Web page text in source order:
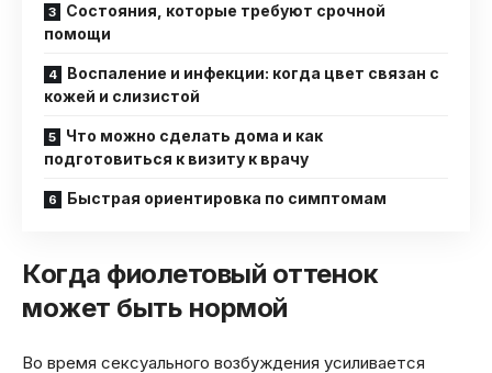
Состояния, которые требуют срочной
помощи
Воспаление и инфекции: когда цвет связан с
кожей и слизистой
Что можно сделать дома и как
подготовиться к визиту к врачу
Быстрая ориентировка по симптомам
Когда фиолетовый оттенок
может быть нормой
Во время сексуального возбуждения усиливается